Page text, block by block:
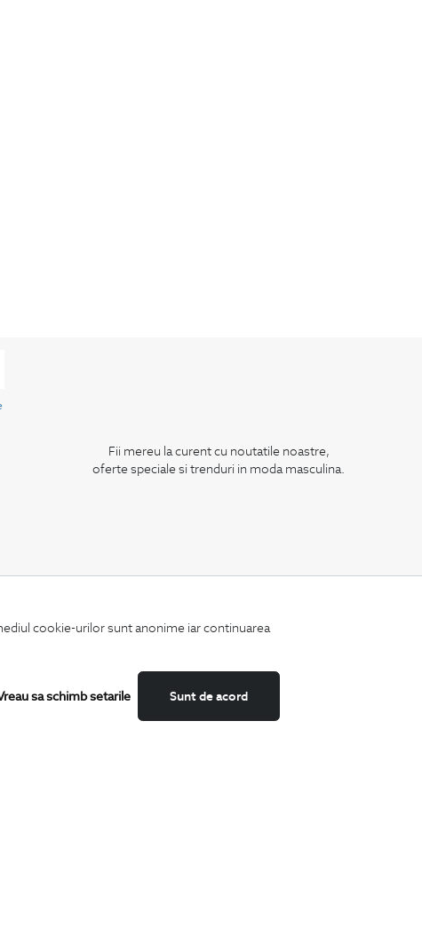
cookie-urilor sunt anonime iar continuarea
Sunt de acord
sa schimb setarile
Fii mereu la curent cu noutatile noastre,
oferte speciale si trenduri in moda masculina.
Camasi
Sacouri
Costume